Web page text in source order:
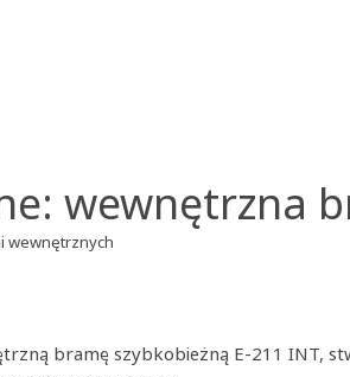
wewnętrzna
wewnętrznych
bramę szybkobieżną E-211 INT,